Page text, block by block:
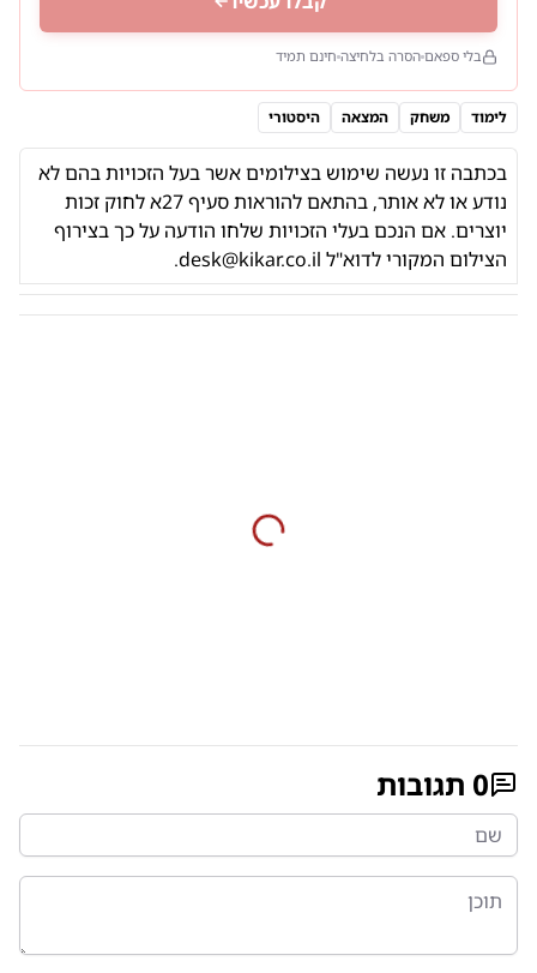
בלי ספאם הסרה בלחיצה חינם תמיד
לימוד משחק המצאה היסטורי
בכתבה זו נעשה שימוש בצילומים אשר בעל הזכויות בהם לא
נודע או לא אותר, בהתאם להוראות
סעיף 27א לחוק זכות
יוצרים. אם הנכם בעלי הזכויות שלחו הודעה על כך בצירוף
הצילום המקורי לדוא"ל desk@kikar.co.il
.
0 תגובות